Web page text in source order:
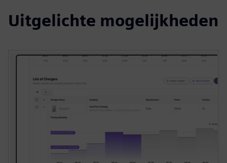
Uitgelichte mogelijkheden